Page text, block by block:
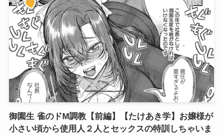
御園生 雀のドM調教【前編】【たけあき学】お嬢様が
小さい頃から使用人２人とセックスの特訓しちゃいま